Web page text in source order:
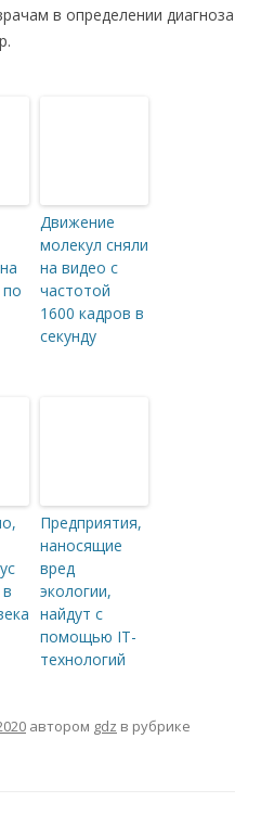
в определении диагноза
Движение
молекул сняли
на видео с
частотой
1600 кадров в
секунду
Предприятия,
наносящие
вред
экологии,
найдут с
помощью IT-
технологий
автором gdz в рубрике